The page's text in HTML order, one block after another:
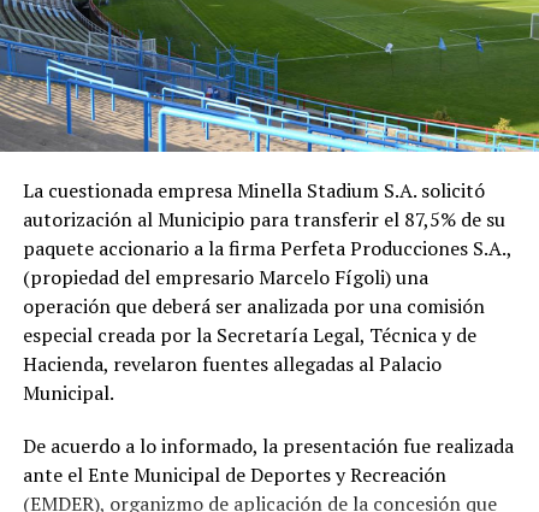
La cuestionada empresa Minella Stadium S.A. solicitó
autorización al Municipio para transferir el 87,5% de su
paquete accionario a la firma Perfeta Producciones S.A.,
(propiedad del empresario Marcelo Fígoli) una
operación que deberá ser analizada por una comisión
especial creada por la Secretaría Legal, Técnica y de
Hacienda, revelaron fuentes allegadas al Palacio
Municipal.
De acuerdo a lo informado, la presentación fue realizada
ante el Ente Municipal de Deportes y Recreación
(EMDER), organizmo de aplicación de la concesión que